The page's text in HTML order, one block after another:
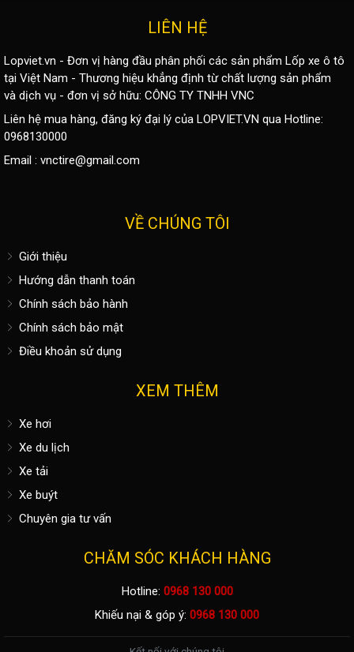
LIÊN HỆ
Lopviet.vn - Đơn vị hàng đầu phân phối các sản phẩm Lốp xe ô tô
tại Việt Nam - Thương hiệu khẳng định từ chất lượng sản phẩm
và dịch vụ - đơn vị sở hữu: CÔNG TY TNHH VNC
Liên hệ mua hàng, đăng ký đại lý của LOPVIET.VN qua Hotline:
0968130000
Email : vnctire@gmail.com
VỀ CHÚNG TÔI
Giới thiệu
Hướng dẫn thanh toán
Chính sách bảo hành
Chính sách bảo mật
Điều khoản sử dụng
XEM THÊM
Xe hơi
Xe du lịch
Xe tải
Xe buýt
Chuyên gia tư vấn
CHĂM SÓC KHÁCH HÀNG
Hotline: 0968 130 000
Khiếu nại & góp ý: 0968 130 000